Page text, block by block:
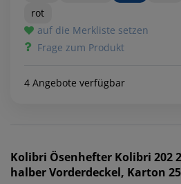
rot
auf die Merkliste setzen
Frage zum Produkt
4 Angebote verfügbar
Kolibri Ösenhefter Kolibri 202
halber Vorderdeckel, Karton